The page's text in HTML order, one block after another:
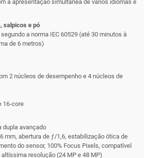
a apresentação simultânea de vários idiomas e
salpicos e pó
a norma IEC 60529 (até 30 minutos à
de 6 metros)
2 núcleos de desem­penho e 4 núcleos de
16‑core
dupla avançado
mm, abertura de ƒ/1,6, estabilização ótica de
do sensor, 100% Focus Pixels, compa­tível
resolução (24 MP e 48 MP)